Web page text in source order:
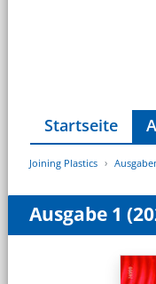
Startseite
Joining Plastics
Ausgabe 1